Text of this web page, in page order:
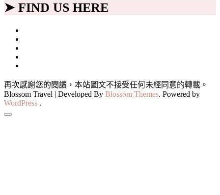
➤ FIND US HERE
再次感謝您的閱讀，本站圖文不接受任何未經同意的轉載。
Blossom Travel | Developed By Blossom Themes. Powered by
WordPress .